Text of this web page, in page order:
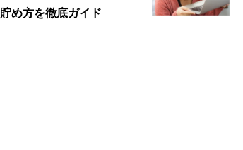
貯め方を徹底ガイド